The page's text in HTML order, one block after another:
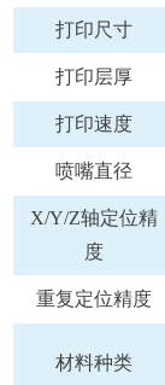
打印尺寸
打印层厚
打印速度
喷嘴直径
X/Y/Z轴定位精
度
重复定位精度
材料种类